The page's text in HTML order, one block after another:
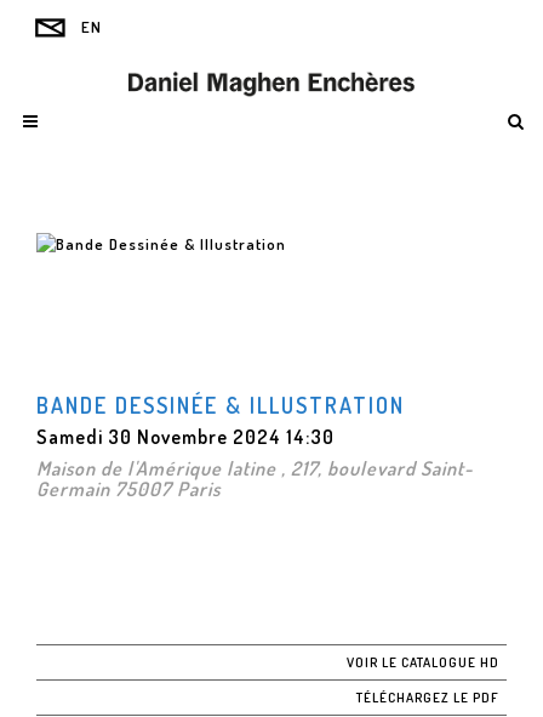
BANDE DESSINÉE & ILLUSTRATION
Samedi 30 Novembre 2024 14:30
Maison de l'Amérique latine , 217, boulevard Saint-
Germain 75007 Paris
VOIR LE CATALOGUE HD
TÉLÉCHARGEZ LE PDF